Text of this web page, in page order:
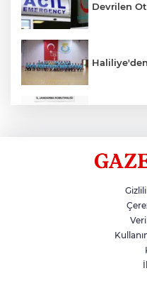
Devrilen
Hikmet
Atatürk